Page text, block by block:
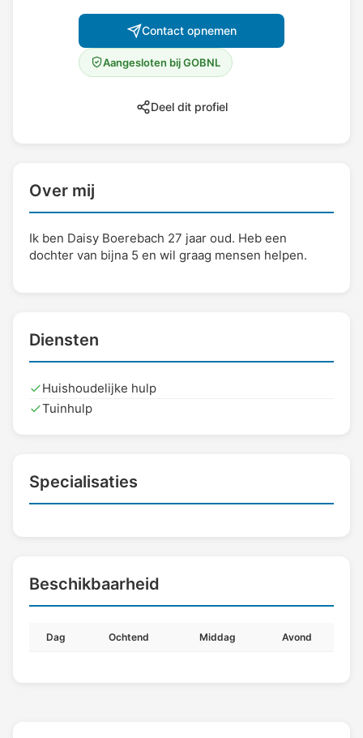
Contact opnemen
Aangesloten bij GOBNL
Deel dit profiel
Over mij
Ik ben Daisy Boerebach 27 jaar oud. Heb een
dochter van bijna 5 en wil graag mensen helpen.
Diensten
Huishoudelijke hulp
Tuinhulp
Specialisaties
Beschikbaarheid
Dag Ochtend Middag Avond